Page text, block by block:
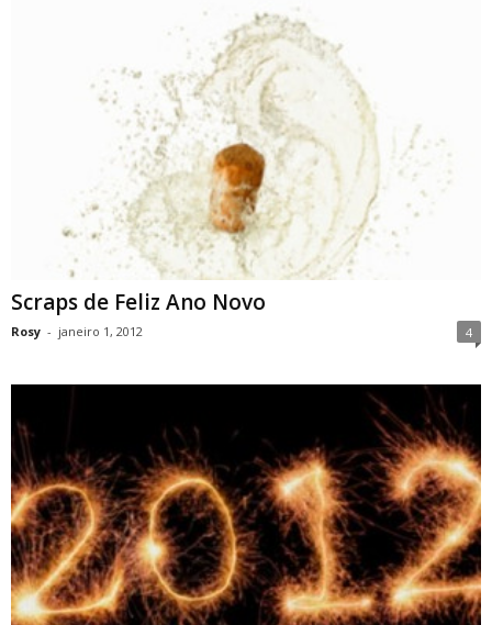
Scraps de Feliz Ano Novo
Rosy - janeiro 1, 2012 4